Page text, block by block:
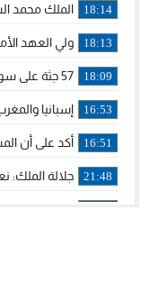
18:14 الملك محمد
18:13 ولي العهد
18:09 57 جثة على سواحل سبتة المحتلة .. وآلاف المقتحمين يعودون إلى المغرب
16:53 إسبانيا
16:51 أكد على أن
21:48 جلالة الملك: